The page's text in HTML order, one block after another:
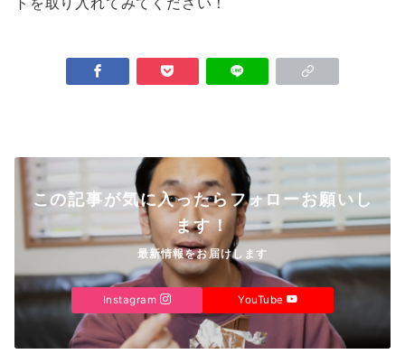
この記事が気に入ったらフォローお願いし
ます！
最新情報をお届けします
Instagram YouTube